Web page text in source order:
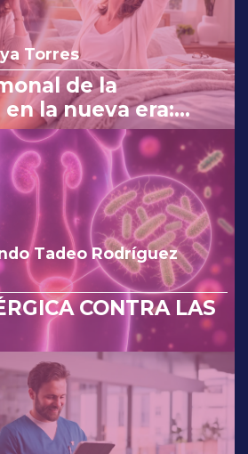
Torres
de la
la nueva era:
los cambios de
Tadeo Rodríguez
CONTRA LAS